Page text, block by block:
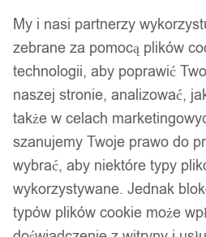
My i nasi partnerzy
zebrane za pomocą plików
technologii, aby poprawić
naszej stronie, analizować,
także w celach
szanujemy Twoje prawo do
wybrać, aby niektóre typy
wykorzystywane. Jednak
typów plików cookie może